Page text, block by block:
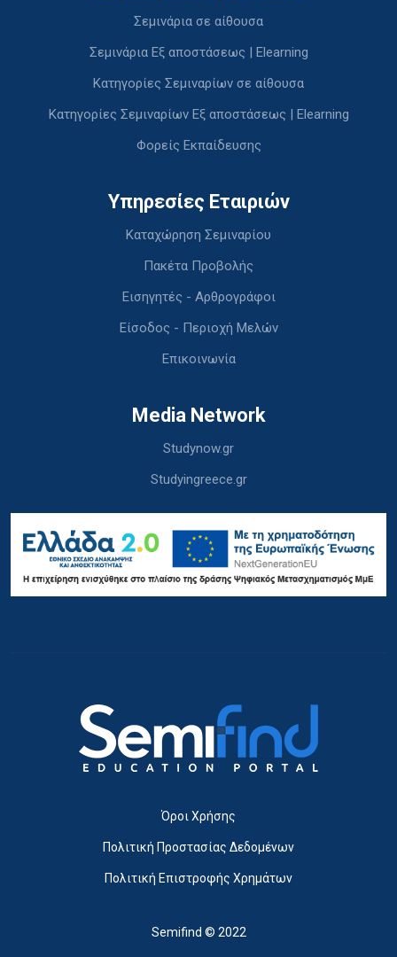
Σεμινάρια σε αίθουσα
Σεμινάρια Εξ αποστάσεως | Elearning
Κατηγορίες Σεμιναρίων σε αίθουσα
Κατηγορίες Σεμιναρίων Εξ αποστάσεως | Elearning
Φορείς Εκπαίδευσης
Υπηρεσίες Εταιριών
Καταχώρηση Σεμιναρίου
Πακέτα Προβολής
Εισηγητές - Αρθρογράφοι
Είσοδος - Περιοχή Μελών
Επικοινωνία
Media Network
Studynow.gr
Studyingreece.gr
Όροι Χρήσης
Πολιτική Προστασίας Δεδομένων
Πολιτική Επιστροφής Χρημάτων
Semifind © 2022